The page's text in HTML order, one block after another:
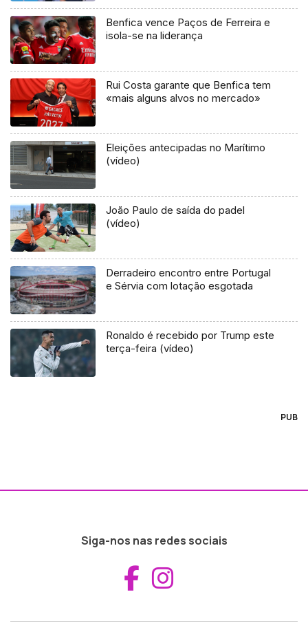
Benfica vence Paços de Ferreira e
isola-se na liderança
Rui Costa garante que Benfica tem
«mais alguns alvos no mercado»
Eleições antecipadas no Marítimo
(vídeo)
João Paulo de saída do padel
(vídeo)
Derradeiro encontro entre Portugal
e Sérvia com lotação esgotada
Ronaldo é recebido por Trump este
terça-feira (vídeo)
PUB
Siga-nos nas redes sociais
Aceder ao